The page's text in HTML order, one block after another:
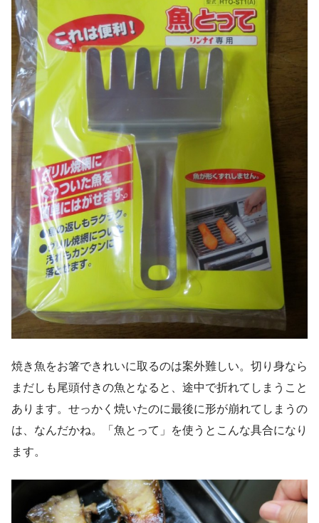
焼き魚をお箸できれいに取るのは案外難しい。切り身なら
まだしも尾頭付きの魚となると、途中で折れてしまうこと
あります。せっかく焼いたのに最後に形が崩れてしまうの
は、なんだかね。「魚とって」を使うとこんな具合になり
ます。